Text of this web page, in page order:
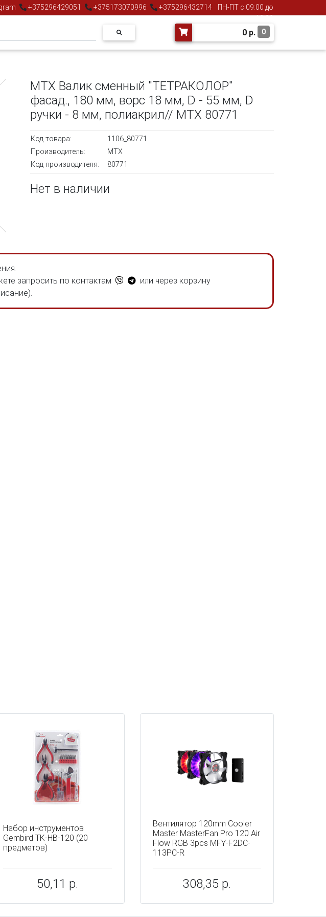
+375296429051 +375173070996 +375296432714
ПН-ПТ с 09:00 до
18:00
0 р. 0
MTX Валик сменный "ТЕТРАКОЛОР"
фасад., 180 мм, ворс 18 мм, D - 55 мм, D
ручки - 8 мм, полиакрил// MTX 80771
Код товара:
1106_80771
Производитель:
MTX
Код производителя:
80771
Нет в наличии
запросить по контактам
или через корзину
Набор инструментов
Gembird TK-HB-120 (20
предметов)
50,11 р.
Вентилятор 120mm Cooler
Master MasterFan Pro 120 Air
Flow RGB 3pcs MFY-F2DC-
113PC-R
308,35 р.